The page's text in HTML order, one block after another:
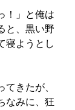
！」と俺は
と、黒い野
寝ようとし
きたが、
なみに、狂